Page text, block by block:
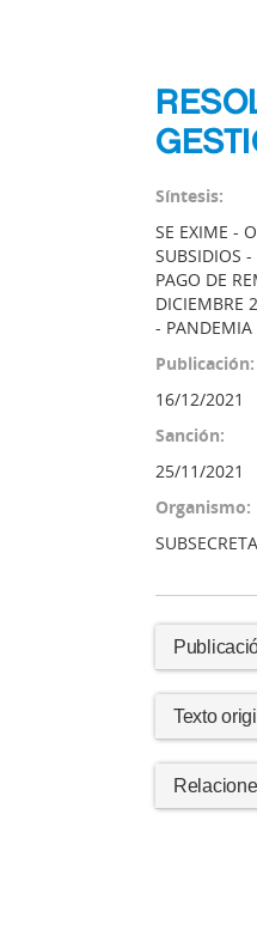
Síntesis:
SE EXIME -
SUBSIDIOS
PAGO DE
DICIEMBRE
- PANDEMIA
Publicación:
16/12/2021
Sanción:
25/11/2021
Organismo:
Texto